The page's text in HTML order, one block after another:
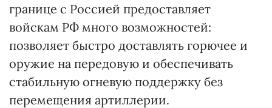
границе с Россией предоставляет
войскам РФ много возможностей:
позволяет быстро доставлять горючее и
оружие на передовую и обеспечивать
стабильную огневую поддержку без
перемещения артиллерии.